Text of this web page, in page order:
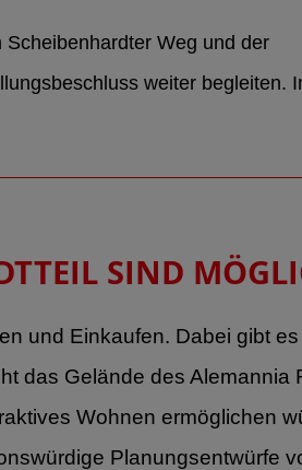
Weg und der
weiter begleiten.
SIND
und Einkaufen. Dabei gibt
das Gelände des Alemannia
Wohnen ermöglichen
Planungsentwürfe